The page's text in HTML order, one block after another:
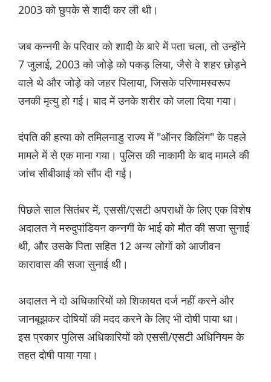
2003 को छुपके से शादी कर ली थी।
जब कन्नगी के परिवार को शादी के बारे में पता चला, तो उन्होंने
7 जुलाई, 2003 को जोड़े को पकड़ लिया, जैसे वे शहर छोड़ने
वाले थे और जोड़े को जहर पिलाया, जिसके परिणामस्वरूप
उनकी मृत्यु हो गई। बाद में उनके शरीर को जला दिया गया।
दंपति की हत्या को तमिलनाडु राज्य में "ऑनर किलिंग" के पहले
मामले में से एक माना गया। पुलिस की नाकामी के बाद मामले की
जांच सीबीआई को सौंप दी गई।
पिछले साल सितंबर में, एससी/एसटी अपराधों के लिए एक विशेष
अदालत ने मरुदुपांडियन कन्नगी के भाई को मौत की सजा सुनाई
थी, और उसके पिता सहित 12 अन्य लोगों को आजीवन
कारावास की सजा सुनाई थी।
अदालत ने दो अधिकारियों को शिकायत दर्ज नहीं करने और
जानबूझकर दोषियों की मदद करने के लिए भी दोषी पाया था।
इस प्रकार पुलिस अधिकारियों को एससी/एसटी अधिनियम के
तहत दोषी पाया गया।